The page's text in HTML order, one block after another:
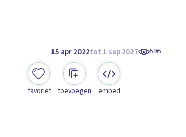
15 apr 2022tot 1 sep 2027 596
favoriet toevoegen embed